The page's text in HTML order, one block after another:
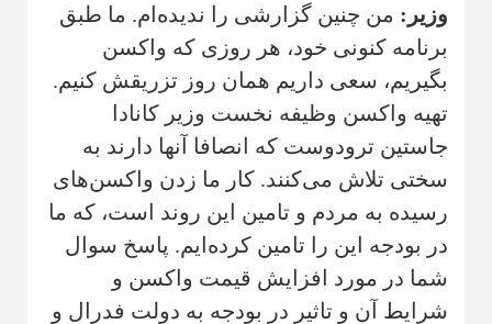
وزیر: من چنین گزارشی را ندیده‌ام. ما طبق
برنامه کنونی خود، هر روزی که واکسن
بگیریم، سعی داریم همان روز تزریقش کنیم.
تهیه واکسن وظیفه نخست وزیر کانادا
جاستین ترودو‌ست که انصافا آنها دارند به
سختی تلاش می‌کنند. کار ما زدن واکسن‌های
رسیده به مردم و تامین این روند است، که ما
در بودجه این را تامین کرده‌ایم. پاسخ سوال
شما در مورد افزایش قیمت واکسن و
شرایط آن و تاثیر در بودجه به دولت فدرال و